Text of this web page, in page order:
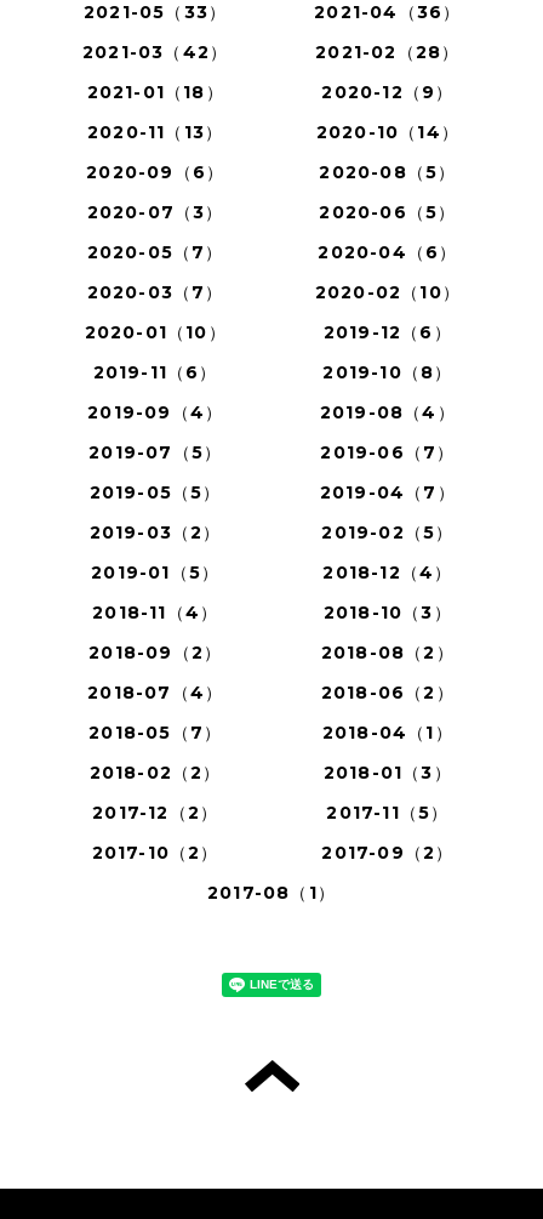
2021-05（33）
2021-04（36）
2021-03（42）
2021-02（28）
2021-01（18）
2020-12（9）
2020-11（13）
2020-10（14）
2020-09（6）
2020-08（5）
2020-07（3）
2020-06（5）
2020-05（7）
2020-04（6）
2020-03（7）
2020-02（10）
2020-01（10）
2019-12（6）
2019-11（6）
2019-10（8）
2019-09（4）
2019-08（4）
2019-07（5）
2019-06（7）
2019-05（5）
2019-04（7）
2019-03（2）
2019-02（5）
2019-01（5）
2018-12（4）
2018-11（4）
2018-10（3）
2018-09（2）
2018-08（2）
2018-07（4）
2018-06（2）
2018-05（7）
2018-04（1）
2018-02（2）
2018-01（3）
2017-12（2）
2017-11（5）
2017-10（2）
2017-09（2）
2017-08（1）